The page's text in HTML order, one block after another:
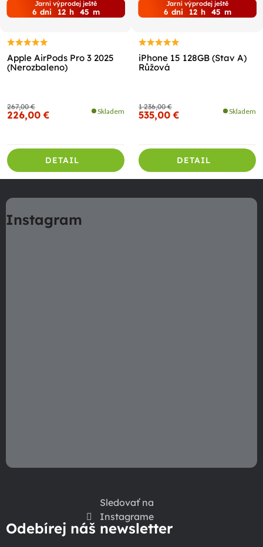
Jarní výprodej ještě
6 dni 12 h 45 m
Apple AirPods Pro 3 2025
(Nerozbaleno)
267,00 €
226,00 € Skladem
DETAIL
Jarní výprodej ještě
6 dni 12 h 45 m
iPhone 15 128GB (Stav A)
Růžová
1 236,00 €
535,00 € Skladem
DETAIL
á
pInstagram
Sledovať na
Instagrame
Odebírej náš newsletter